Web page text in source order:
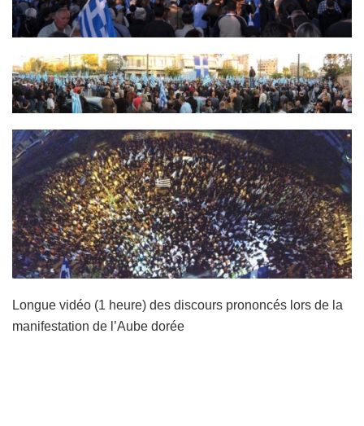
Longue vidéo (1 heure) des discours prononcés lors de la
manifestation de l’Aube dorée